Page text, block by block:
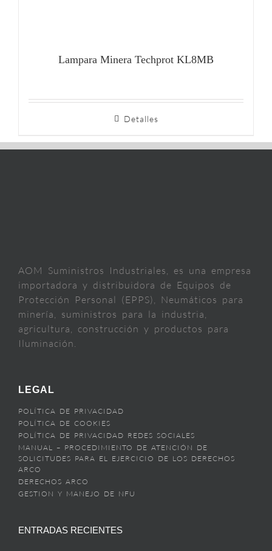
Lampara Minera Techprot KL8MB
Detalles
AOM Suministros Industriales, es una empresa
importadora y distribuidora de Equipos de
Protección Personal (EPPS), Neumáticos para
minería, suministros para la industria,
agricultura, construcción y productos para
Iluminación.
LEGAL
POLÍTICA DE PRIVACIDAD
POLÍTICA DE COOKIES
POLÍTICA DE PRIVACIDAD REDES SOCIALES
MANUAL – PROCEDIMIENTO DE ATENCIÓN DE
SOLICITUDES PARA EL EJERCICIO DE LOS DERECHOS
ARCO
DERECHOS ARCO
GESTION Y MANEJO DE NFU
ENTRADAS RECIENTES